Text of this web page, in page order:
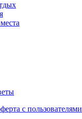
с пользователями